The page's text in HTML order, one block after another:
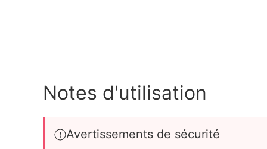
Notes d'utilisation
Avertissements de sécurité